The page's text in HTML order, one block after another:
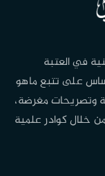
في العتبة
على تتبع ماهو
وتصريحات مغرضة،
خلال كوادر علمية